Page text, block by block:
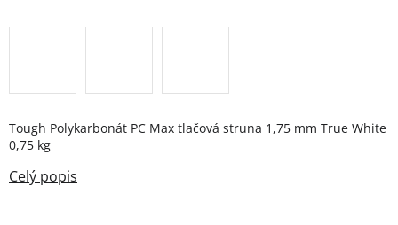
Tough Polykarbonát PC Max tlačová struna 1,75 mm True White
0,75 kg